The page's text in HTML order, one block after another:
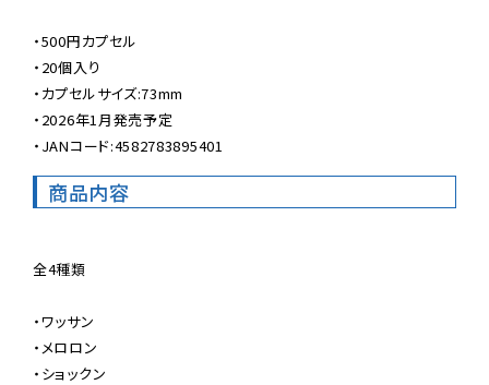
・500円カプセル
・20個入り
・カプセルサイズ:73mm
・2026年1月発売予定
・JANコード:4582783895401
商品内容
全4種類
・ワッサン
・メロロン
・ショックン